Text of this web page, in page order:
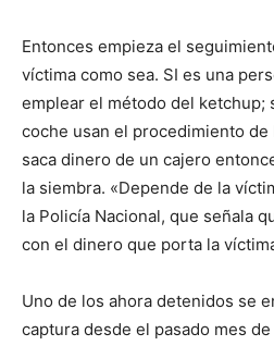
Entonces empieza el
víctima como sea. SI es una
emplear el método del ketchup;
coche usan el procedimiento de
saca dinero de un cajero
la siembra. «Depende de la
la Policía Nacional, que señala
con el dinero que porta la
Uno de los ahora detenidos se
captura desde el pasado mes